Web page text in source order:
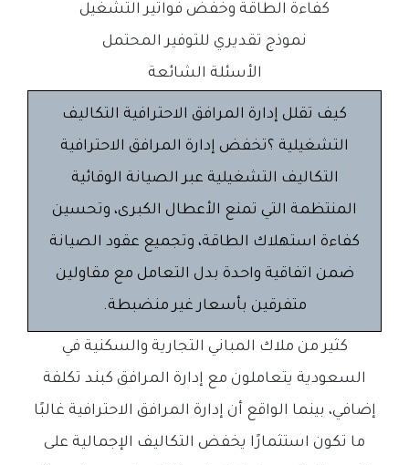
كفاءة الطاقة وخفض فواتير التشغيل
نموذج تقديري للتوفير المحتمل
الأسئلة الشائعة
كيف تقلل إدارة المرافق الاحترافية التكاليف
التشغيلية ؟تخفض إدارة المرافق الاحترافية
التكاليف التشغيلية عبر الصيانة الوقائية
المنتظمة التي تمنع الأعطال الكبرى، وتحسين
كفاءة استهلاك الطاقة، وتجميع عقود الصيانة
ضمن اتفاقية واحدة بدل التعامل مع مقاولين
متفرقين بأسعار غير منضبطة.
كثير من ملاك المباني التجارية والسكنية في
السعودية يتعاملون مع إدارة المرافق كبند تكلفة
إضافي، بينما الواقع أن إدارة المرافق الاحترافية غالبًا
ما تكون استثمارًا يخفض التكاليف الإجمالية على